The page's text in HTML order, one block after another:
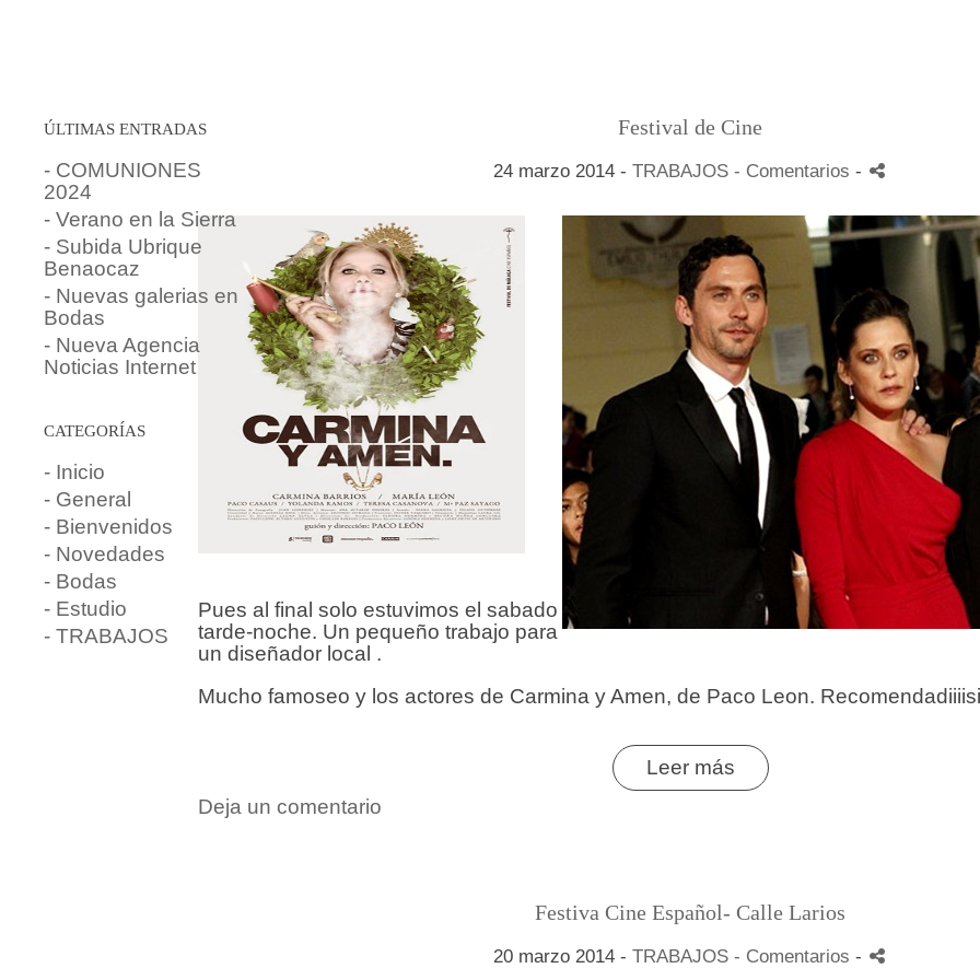
Festival de Cine
24 marzo 2014 -TRABAJOS - Comentarios-
Pues al final solo estuvimos el sabado
tarde-noche. Un pequeño trabajo para
un diseñador local .
Mucho famoseo y los actores de Carmina y Amen, de Paco Leon.
Leer más
Deja un comentario
Festiva Cine Español- Calle Larios
20 marzo 2014 -TRABAJOS - Comentarios-
ÚLTIMAS ENTRADAS
- COMUNIONES
2024
- Verano en la Sierra
- Subida Ubrique
Benaocaz
- Nuevas galerias en
Bodas
- Nueva Agencia
Noticias Internet
CATEGORÍAS
- Inicio
- General
- Bienvenidos
- Novedades
- Bodas
- Estudio
- TRABAJOS